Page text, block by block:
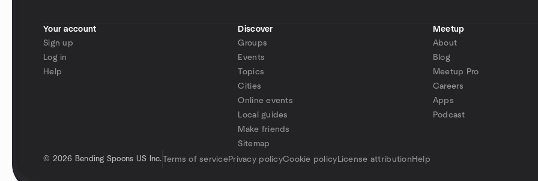
Your account
Sign up
Log in
Help
Discover
Groups
Events
Topics
Cities
Online events
Local guides
Make friends
Sitemap
Meetup
About
Blog
Meetup Pro
Careers
Apps
Podcast
© 2026 Bending Spoons US Inc. Terms of servicePrivacy policyCookie policy License attribution Help